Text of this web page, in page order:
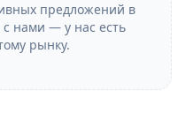
предложений в
нами — у нас есть
рынку.